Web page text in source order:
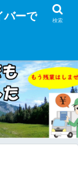
バーで 検索